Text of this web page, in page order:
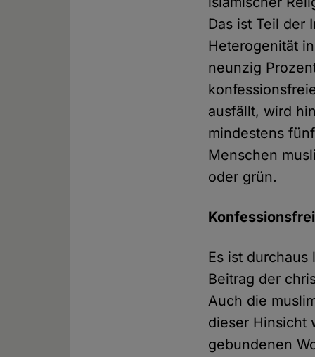
Das ist Teil der
Heterogenität
neunzig
ausfällt, wird
mindestens
Menschen
oder grün.
Es ist
Beitrag der
Auch die
dieser Hinsicht
gebundenen